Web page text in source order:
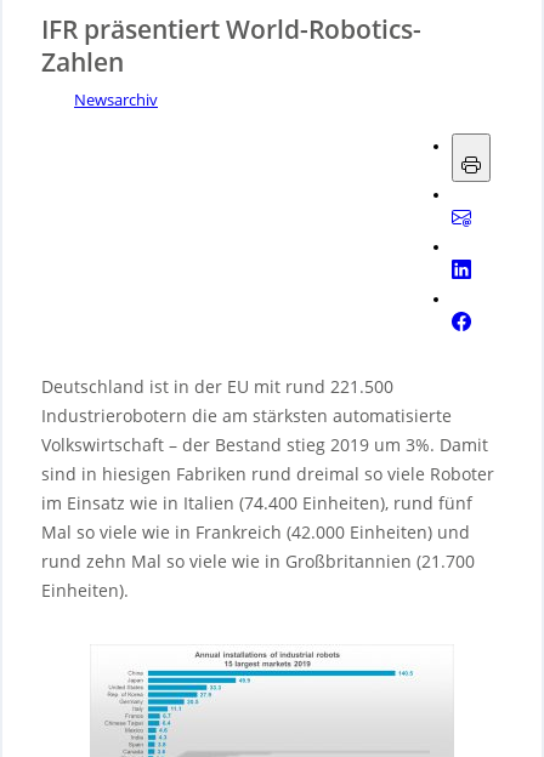
IFR präsentiert World-Robotics-
Zahlen
Newsarchiv
Deutschland ist in der EU mit rund 221.500
Industrierobotern die am stärksten automatisierte
Volkswirtschaft – der Bestand stieg 2019 um 3%. Damit
sind in hiesigen Fabriken rund dreimal so viele Roboter
im Einsatz wie in Italien (74.400 Einheiten), rund fünf
Mal so viele wie in Frankreich (42.000 Einheiten) und
rund zehn Mal so viele wie in Großbritannien (21.700
Einheiten).